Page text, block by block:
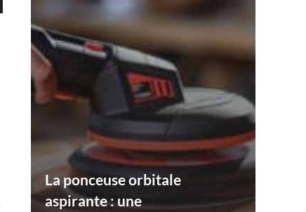
La ponceuse orbitale
aspirante : une